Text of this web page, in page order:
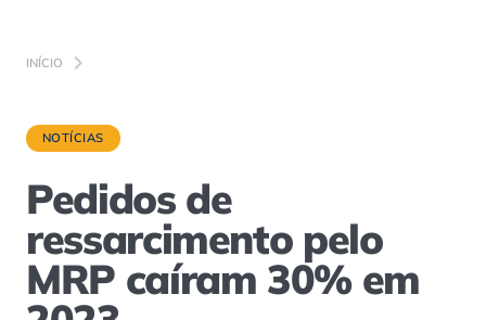
INÍCIO
NOTÍCIAS
Pedidos de
ressarcimento pelo
MRP caíram 30% em